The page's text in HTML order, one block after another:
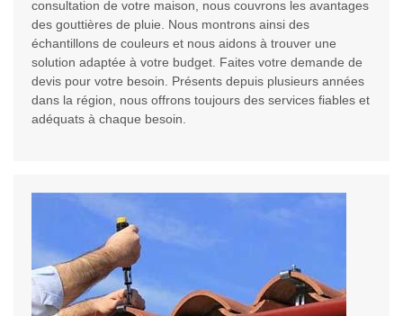
consultation de votre maison, nous couvrons les avantages
des gouttières de pluie. Nous montrons ainsi des
échantillons de couleurs et nous aidons à trouver une
solution adaptée à votre budget. Faites votre demande de
devis pour votre besoin. Présents depuis plusieurs années
dans la région, nous offrons toujours des services fiables et
adéquats à chaque besoin.